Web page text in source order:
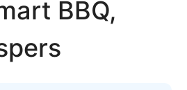
BBQ,